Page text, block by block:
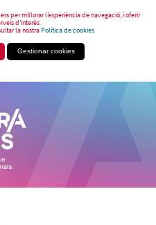
per millorar l’experiència de navegació, i oferir
d’interès.
la nostraPolítica de cookies
Gestionar cookies